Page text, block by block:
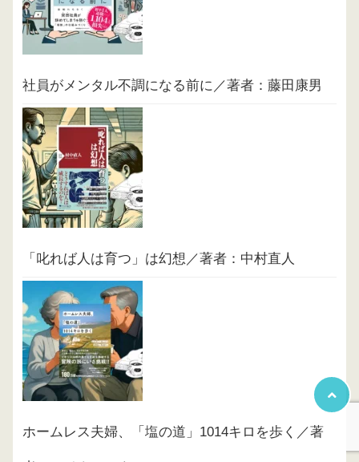
社員がメンタル不調になる前に／著者：藤田康男
「叱れば人は育つ」は幻想／著者：中村直人
ホームレス夫婦、「塩の道」1014キロを歩く／著